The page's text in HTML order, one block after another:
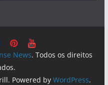
News. Todos os direitos
Powered by WordPress.